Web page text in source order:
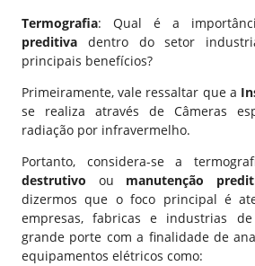
Termografia: Qual é a
preditiva dentro do setor
principais benefícios?
Primeiramente, vale ressaltar que a
se realiza através de Câmeras
radiação por infravermelho.
Portanto, considera-se a
destrutivo ou manutenção
dizermos que o foco principal é
empresas, fabricas e industrias
grande porte com a finalidade de
equipamentos elétricos como: